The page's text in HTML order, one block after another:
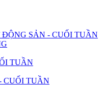
SẢN - CUỐI TUẦN
TUẦN
CUỐI TUẦN